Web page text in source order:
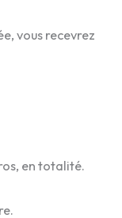
vous recevrez
en totalité.